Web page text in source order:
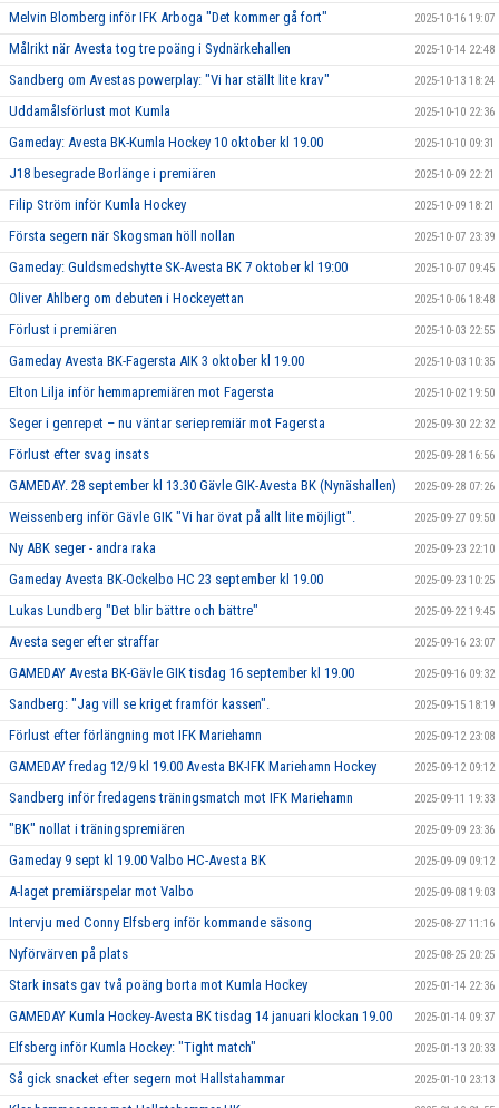
Melvin Blomberg inför IFK Arboga "Det kommer gå fort" 2025-10-16 19:07
Målrikt när Avesta tog tre poäng i Sydnärkehallen 2025-10-14 22:48
Sandberg om Avestas powerplay: "Vi har ställt lite krav" 2025-10-13 18:24
Uddamålsförlust mot Kumla 2025-10-10 22:36
Gameday: Avesta BK-Kumla Hockey 10 oktober kl 19.00 2025-10-10 09:31
J18 besegrade Borlänge i premiären 2025-10-09 22:21
Filip Ström inför Kumla Hockey 2025-10-09 18:21
Första segern när Skogsman höll nollan 2025-10-07 23:39
Gameday: Guldsmedshytte SK-Avesta BK 7 oktober kl 19:00 2025-10-07 09:45
Oliver Ahlberg om debuten i Hockeyettan 2025-10-06 18:48
Förlust i premiären 2025-10-03 22:55
Gameday Avesta BK-Fagersta AIK 3 oktober kl 19.00 2025-10-03 10:35
Elton Lilja inför hemmapremiären mot Fagersta 2025-10-02 19:50
Seger i genrepet – nu väntar seriepremiär mot Fagersta 2025-09-30 22:32
Förlust efter svag insats 2025-09-28 16:56
GAMEDAY. 28 september kl 13.30 Gävle GIK-Avesta BK (Nynäshallen) 2025-09-28 07:26
Weissenberg inför Gävle GIK "Vi har övat på allt lite möjligt". 2025-09-27 09:50
Ny ABK seger - andra raka 2025-09-23 22:10
Gameday Avesta BK-Ockelbo HC 23 september kl 19.00 2025-09-23 10:25
Lukas Lundberg "Det blir bättre och bättre" 2025-09-22 19:45
Avesta seger efter straffar 2025-09-16 23:07
GAMEDAY Avesta BK-Gävle GIK tisdag 16 september kl 19.00 2025-09-16 09:32
Sandberg: "Jag vill se kriget framför kassen". 2025-09-15 18:19
Förlust efter förlängning mot IFK Mariehamn 2025-09-12 23:08
GAMEDAY fredag 12/9 kl 19.00 Avesta BK-IFK Mariehamn Hockey 2025-09-12 09:12
Sandberg inför fredagens träningsmatch mot IFK Mariehamn 2025-09-11 19:33
"BK" nollat i träningspremiären 2025-09-09 23:36
Gameday 9 sept kl 19.00 Valbo HC-Avesta BK 2025-09-09 09:12
A-laget premiärspelar mot Valbo 2025-09-08 19:03
Intervju med Conny Elfsberg inför kommande säsong 2025-08-27 11:16
Nyförvärven på plats 2025-08-25 20:25
Stark insats gav två poäng borta mot Kumla Hockey 2025-01-14 22:36
GAMEDAY Kumla Hockey-Avesta BK tisdag 14 januari klockan 19.00 2025-01-14 09:37
Elfsberg inför Kumla Hockey: "Tight match" 2025-01-13 20:33
Så gick snacket efter segern mot Hallstahammar 2025-01-10 23:13